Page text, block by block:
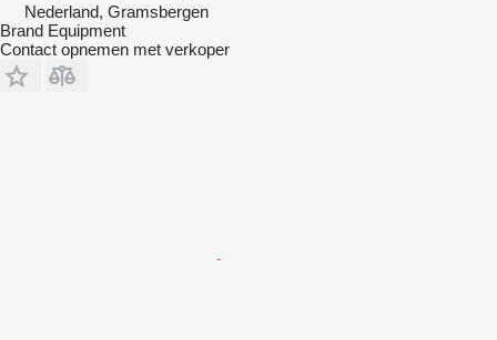
Nederland, Gramsbergen
Brand Equipment
Contact opnemen met verkoper